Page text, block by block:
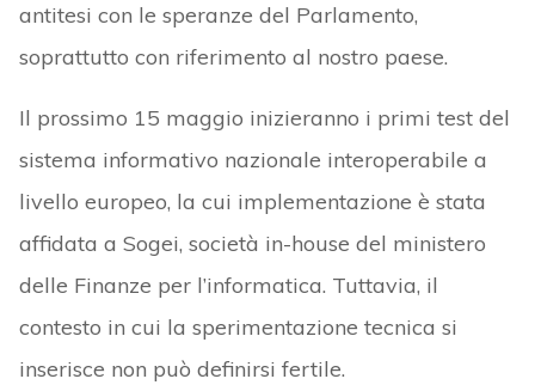
antitesi con le speranze del Parlamento,
soprattutto con riferimento al nostro paese.
Il prossimo 15 maggio inizieranno i primi test del
sistema informativo nazionale interoperabile a
livello europeo, la cui implementazione è stata
affidata a Sogei, società in-house del ministero
delle Finanze per l’informatica. Tuttavia, il
contesto in cui la sperimentazione tecnica si
inserisce non può definirsi fertile.